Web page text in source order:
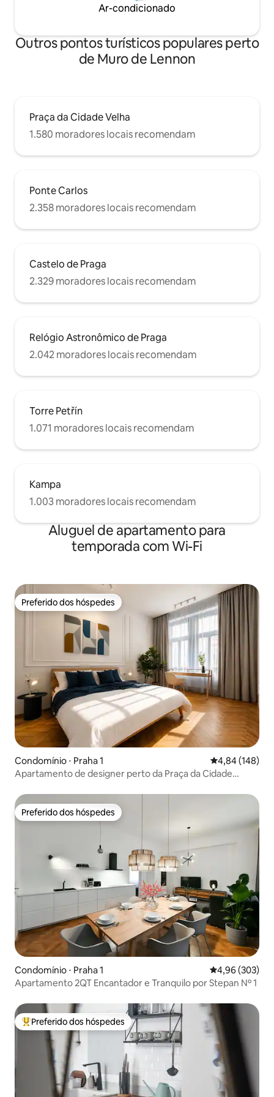
Ar-condicionado
Outros pontos turísticos populares perto
de Muro de Lennon
Praça da Cidade Velha
1.580 moradores locais recomendam
Ponte Carlos
2.358 moradores locais recomendam
Castelo de Praga
2.329 moradores locais recomendam
Relógio Astronômico de Praga
2.042 moradores locais recomendam
Torre Petřín
1.071 moradores locais recomendam
Kampa
1.003 moradores locais recomendam
Aluguel de apartamento para
temporada com Wi-Fi
Preferido dos hóspedes
Preferido dos hóspedes
Condomínio ⋅ Praha 1 4,84 de uma
4,84 (148)
Apartamento de designer perto da Praça da Cidade
Preferido dos hóspedes
Preferido dos hóspedes
Condomínio ⋅ Praha 1 4,96 de uma
4,96 (303)
Apartamento 2QT Encantador e Tranquilo por Stepan Nº 1
Entre os melhores preferidos dos hóspedes
Preferido dos hóspedes